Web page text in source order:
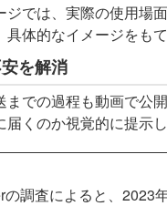
ジでは、実際の使用場
具体的なイメージをも
を解消
までの過程も動画で公
届くのか視覚的に提示
調査によると、2023